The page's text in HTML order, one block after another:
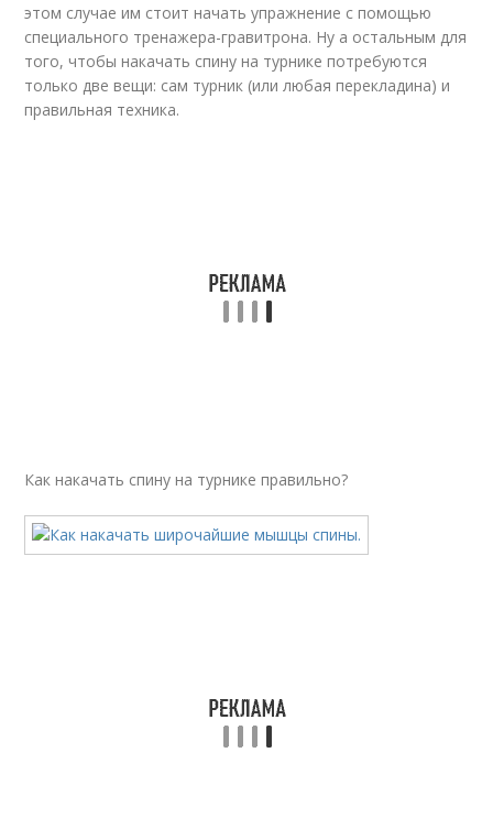
этом случае им стоит начать упражнение с помощью
специального тренажера-гравитрона. Ну а остальным для
того, чтобы накачать спину на турнике потребуются
только две вещи: сам турник (или любая перекладина) и
правильная техника.
Как накачать спину на турнике правильно?